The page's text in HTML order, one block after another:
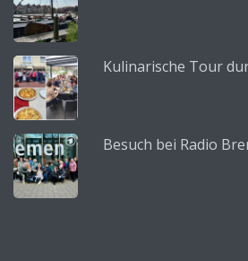
Kulinarische Tour
Besuch bei Radio